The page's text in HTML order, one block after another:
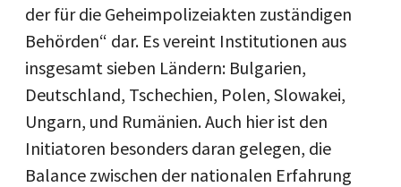
der für die Geheimpolizeiakten zuständigen
Behörden“ dar. Es vereint Institutionen aus
insgesamt sieben Ländern: Bulgarien,
Deutschland, Tschechien, Polen, Slowakei,
Ungarn, und Rumänien. Auch hier ist den
Initiatoren besonders daran gelegen, die
Balance zwischen der nationalen Erfahrung